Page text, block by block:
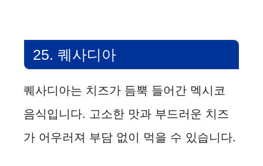
25. 퀘사디아
퀘사디아는 치즈가 듬뿍 들어간 멕시코
음식입니다. 고소한 맛과 부드러운 치즈
가 어우러져 부담 없이 먹을 수 있습니다.